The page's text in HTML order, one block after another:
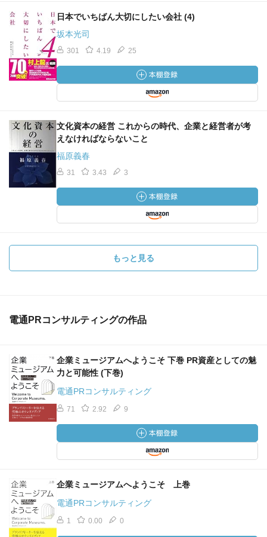
日本でいちばん大切にしたい会社 (4)
坂本光司
301 4.19 25
文化資本の経営 これからの時代、企業と経営者が考
えなければならないこと
福原義春
31 3.43 3
もっと見る
電通PRコンサルティングの作品
企業ミュージアムへようこそ 下巻 PR資産としての魅
力と可能性 (下巻)
電通PRコンサルティング
71 2.92 9
企業ミュージアムへようこそ 上巻
電通PRコンサルティング
1 0.00 0